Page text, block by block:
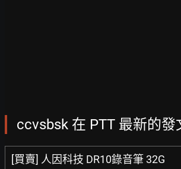
ccvsbsk 在 PTT 最新的發
[買賣] 人因科技 DR10錄音筆 32G